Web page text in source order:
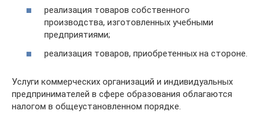
реализация товаров собственного
производства, изготовленных учебными
предприятиями;
реализация товаров, приобретенных на стороне.
Услуги коммерческих организаций и индивидуальных
предпринимателей в сфере образования облагаются
налогом в общеустановленном порядке.